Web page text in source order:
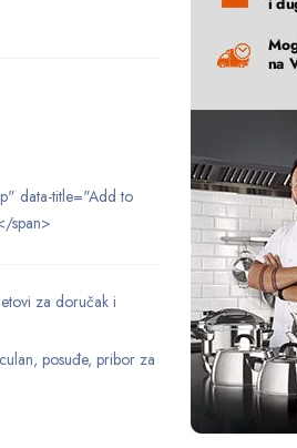
data-title="Add to
span>
za doručak i
, posuđe, pribor za